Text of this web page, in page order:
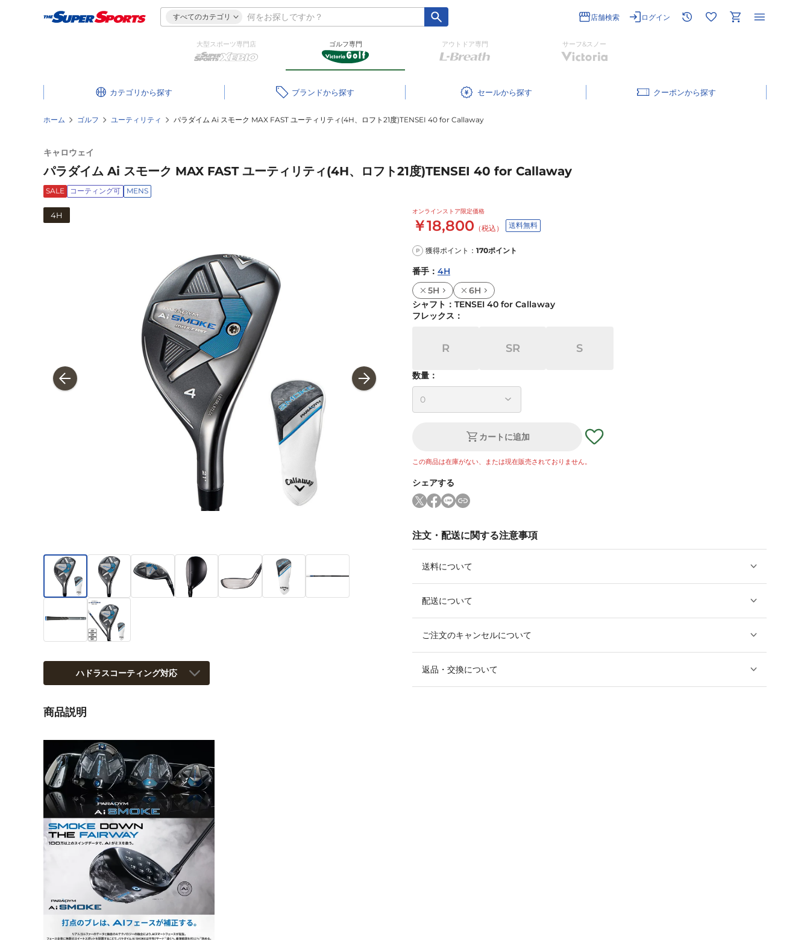
すべてのカテゴリ 店舗検索 ログイン
大型スポーツ専門店 ゴルフ専門 アウトドア専門 サーフ&スノー
カテゴリ ブランド セール クーポン
ホーム ゴルフ ユーティリティ パラダイム Ai スモーク MAX FAST ユーティリティ(4H、ロフト21度)TENSEI 40 for Callaway
キャロウェイ
パラダイム Ai スモーク MAX FAST ユーティリティ(4H、ロフト21度)TENSEI 40 for Callaway
SALE コーティング可 MENS
4H オンラインストア限定価格
￥18,800 （税込） 送料無料
P 獲得ポイント： 170ポイント
番手 ： 4H
5H
6H
シャフト ： TENSEI 40 for Callaway
フレックス ：
R SR S
数量：
カートに追加
この商品は在庫がない、または現在販売されておりません。
シェアする
注文・配送に関する注意事項
送料について
配送について
ご注文のキャンセルについて
返品・交換について
ハドラスコーティング対応
商品説明